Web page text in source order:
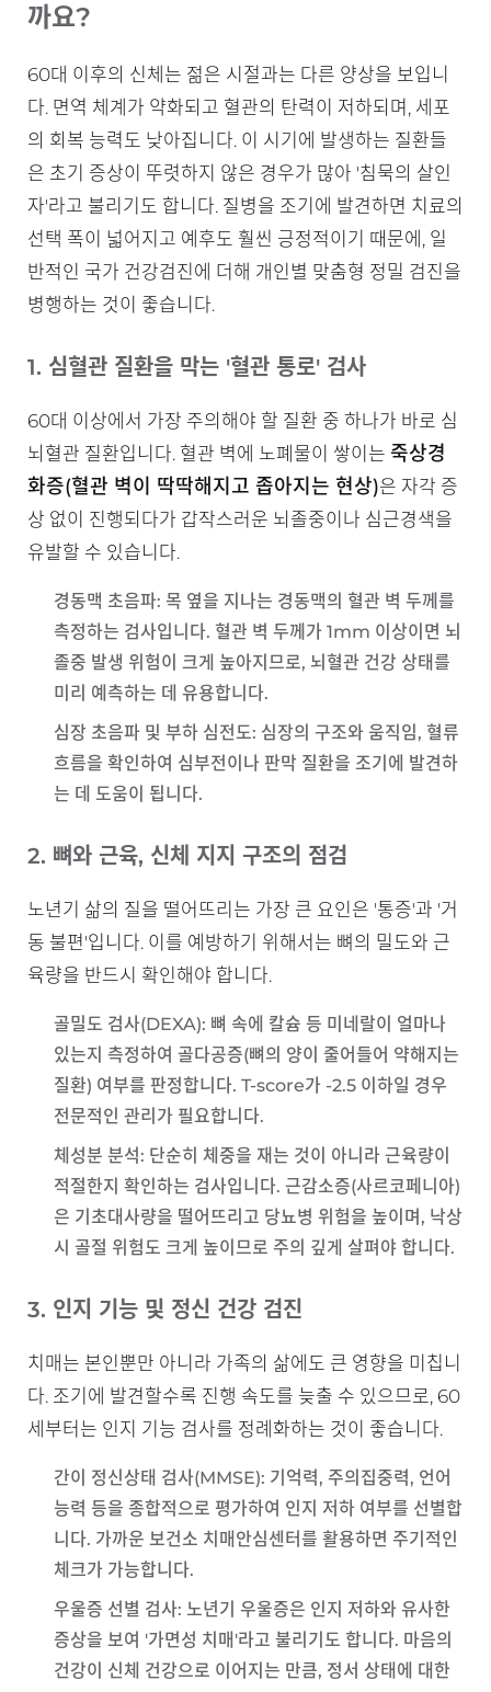
까요?
60대 이후의 신체는 젊은 시절과는 다른 양상을 보입니
다. 면역 체계가 약화되고 혈관의 탄력이 저하되며, 세포
의 회복 능력도 낮아집니다. 이 시기에 발생하는 질환들
은 초기 증상이 뚜렷하지 않은 경우가 많아 '침묵의 살인
자'라고 불리기도 합니다. 질병을 조기에 발견하면 치료의
선택 폭이 넓어지고 예후도 훨씬 긍정적이기 때문에, 일
반적인 국가 건강검진에 더해 개인별 맞춤형 정밀 검진을
병행하는 것이 좋습니다.
1. 심혈관 질환을 막는 '혈관 통로' 검사
60대 이상에서 가장 주의해야 할 질환 중 하나가 바로 심
뇌혈관 질환입니다. 혈관 벽에 노폐물이 쌓이는 죽상경
화증(혈관 벽이 딱딱해지고 좁아지는 현상)은 자각 증
상 없이 진행되다가 갑작스러운 뇌졸중이나 심근경색을
유발할 수 있습니다.
경동맥 초음파: 목 옆을 지나는 경동맥의 혈관 벽 두께를
측정하는 검사입니다. 혈관 벽 두께가 1mm 이상이면 뇌
졸중 발생 위험이 크게 높아지므로, 뇌혈관 건강 상태를
미리 예측하는 데 유용합니다.
심장 초음파 및 부하 심전도: 심장의 구조와 움직임, 혈류
흐름을 확인하여 심부전이나 판막 질환을 조기에 발견하
는 데 도움이 됩니다.
2. 뼈와 근육, 신체 지지 구조의 점검
노년기 삶의 질을 떨어뜨리는 가장 큰 요인은 '통증'과 '거
동 불편'입니다. 이를 예방하기 위해서는 뼈의 밀도와 근
육량을 반드시 확인해야 합니다.
골밀도 검사(DEXA): 뼈 속에 칼슘 등 미네랄이 얼마나
있는지 측정하여 골다공증(뼈의 양이 줄어들어 약해지는
질환) 여부를 판정합니다. T-score가 -2.5 이하일 경우
전문적인 관리가 필요합니다.
체성분 분석: 단순히 체중을 재는 것이 아니라 근육량이
적절한지 확인하는 검사입니다. 근감소증(사르코페니아)
은 기초대사량을 떨어뜨리고 당뇨병 위험을 높이며, 낙상
시 골절 위험도 크게 높이므로 주의 깊게 살펴야 합니다.
3. 인지 기능 및 정신 건강 검진
치매는 본인뿐만 아니라 가족의 삶에도 큰 영향을 미칩니
다. 조기에 발견할수록 진행 속도를 늦출 수 있으므로, 60
세부터는 인지 기능 검사를 정례화하는 것이 좋습니다.
간이 정신상태 검사(MMSE): 기억력, 주의집중력, 언어
능력 등을 종합적으로 평가하여 인지 저하 여부를 선별합
니다. 가까운 보건소 치매안심센터를 활용하면 주기적인
체크가 가능합니다.
우울증 선별 검사: 노년기 우울증은 인지 저하와 유사한
증상을 보여 '가면성 치매'라고 불리기도 합니다. 마음의
건강이 신체 건강으로 이어지는 만큼, 정서 상태에 대한